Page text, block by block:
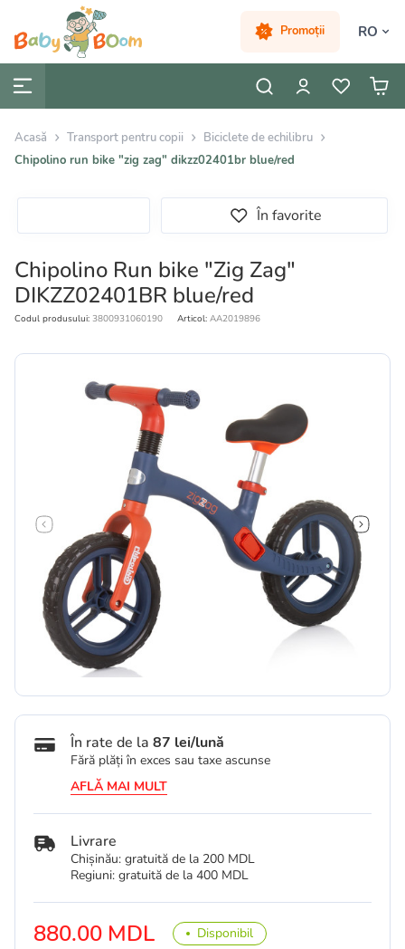
Promoții RO
Acasă Transport pentru copii
Biciclete de echilibru
Chipolino run bike "zig zag" dikzz02401br blue/red
În favorite
Chipolino Run bike "Zig Zag"
DIKZZ02401BR blue/red
Codul produsului: 3800931060190 Articol: AA2019896
880.00 MDL Disponibil
În rate de la 87 lei/lună
Fără plăți în exces sau taxe ascunse
AFLĂ MAI MULT
Livrare
Chișinău: gratuită de la 200 MDL
Regiuni: gratuită de la 400 MDL